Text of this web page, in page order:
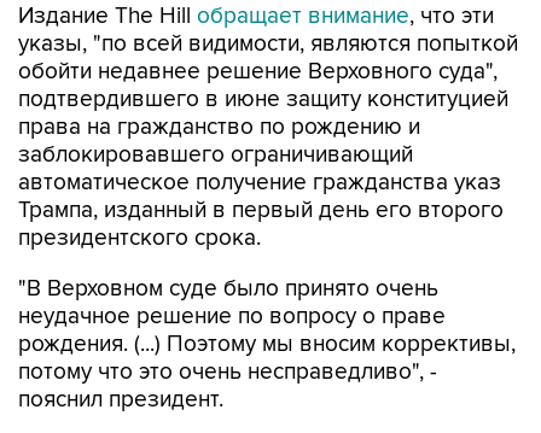
Издание The Hill обращает внимание, что эти
указы, "по всей видимости, являются попыткой
обойти недавнее решение Верховного суда",
подтвердившего в июне защиту конституцией
права на гражданство по рождению и
заблокировавшего ограничивающий
автоматическое получение гражданства указ
Трампа, изданный в первый день его второго
президентского срока.
"В Верховном суде было принято очень
неудачное решение по вопросу о праве
рождения. (...) Поэтому мы вносим коррективы,
потому что это очень несправедливо", -
пояснил президент.